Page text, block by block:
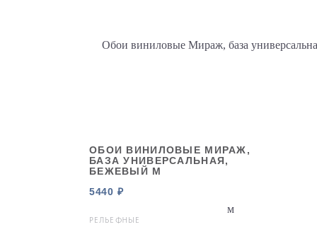
ОБОИ ВИНИЛОВЫЕ МИРАЖ,
БАЗА УНИВЕРСАЛЬНАЯ,
БЕЖЕВЫЙ М
5440 ₽
РЕЛЬЕФНЫЕ